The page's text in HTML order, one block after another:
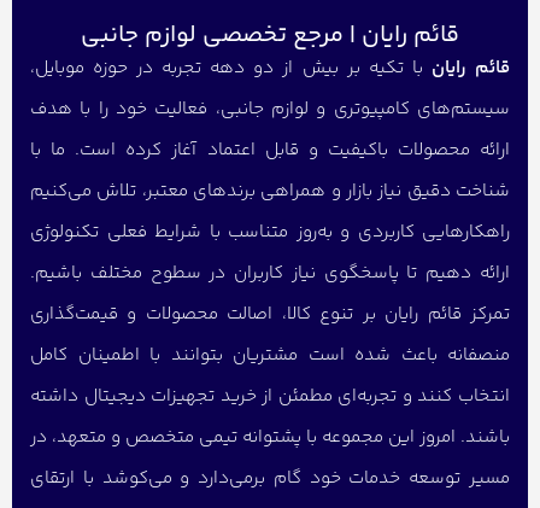
قائم رایان | مرجع تخصصی لوازم جانبی
قائم رایان با تکیه بر بیش از دو دهه تجربه در حوزه موبایل،
سیستم‌های کامپیوتری و لوازم جانبی، فعالیت خود را با هدف
ارائه محصولات باکیفیت و قابل اعتماد آغاز کرده است. ما با
شناخت دقیق نیاز بازار و همراهی برندهای معتبر، تلاش می‌کنیم
راهکارهایی کاربردی و به‌روز متناسب با شرایط فعلی تکنولوژی
ارائه دهیم تا پاسخگوی نیاز کاربران در سطوح مختلف باشیم.
تمرکز قائم رایان بر تنوع کالا، اصالت محصولات و قیمت‌گذاری
منصفانه باعث شده است مشتریان بتوانند با اطمینان کامل
انتخاب کنند و تجربه‌ای مطمئن از خرید تجهیزات دیجیتال داشته
باشند. امروز این مجموعه با پشتوانه تیمی متخصص و متعهد، در
مسیر توسعه خدمات خود گام برمی‌دارد و می‌کوشد با ارتقای